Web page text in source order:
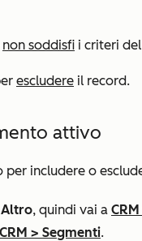
non soddisfi i criteri
escludere il record.
attivo
includere o
Altro, quindi vai a CRM
CRM > Segmenti.